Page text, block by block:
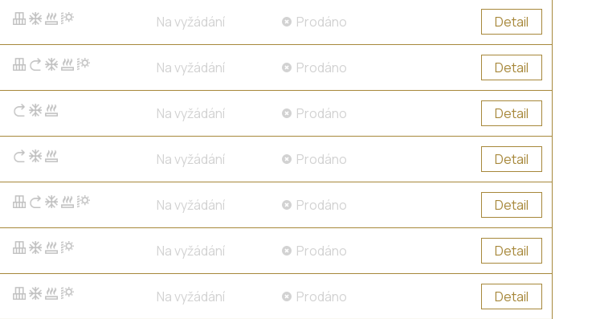
Na vyžádání Prodáno Detail
Na vyžádání Prodáno Detail
Na vyžádání Prodáno Detail
Na vyžádání Prodáno Detail
Na vyžádání Prodáno Detail
Na vyžádání Prodáno Detail
Na vyžádání Prodáno Detail